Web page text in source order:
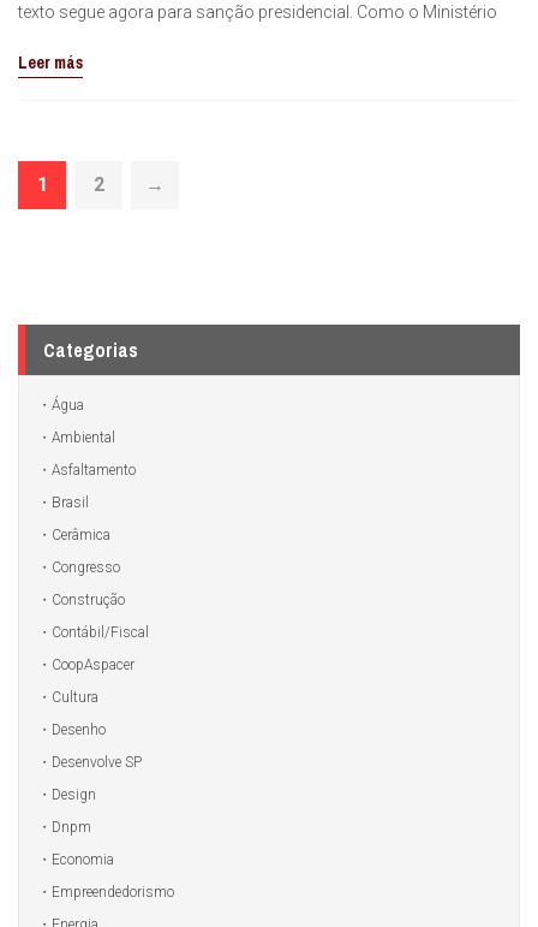
texto segue agora para sanção presidencial. Como o Ministério
Leer más
1 2 →
Categorias
Água
Ambiental
Asfaltamento
Brasil
Cerâmica
Congresso
Construção
Contábil/Fiscal
CoopAspacer
Cultura
Desenho
Desenvolve SP
Design
Dnpm
Economia
Empreendedorismo